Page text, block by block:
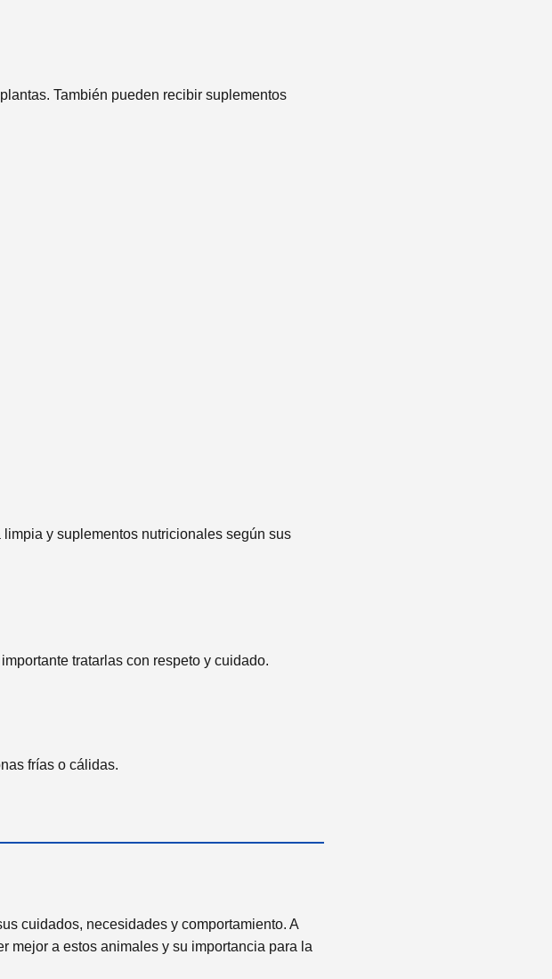
También pueden recibir suplementos
y suplementos nutricionales según sus
tratarlas con respeto y cuidado.
frías o cálidas.
cuidados, necesidades y comportamiento. A
mejor a estos animales y su importancia para la